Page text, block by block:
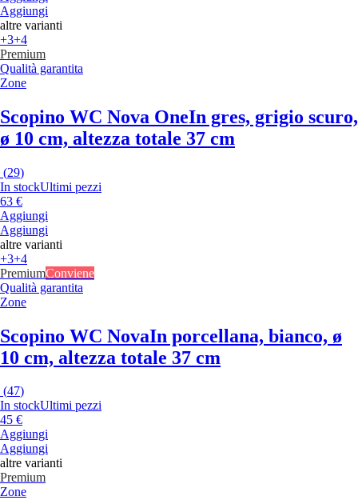
Aggiungi
altre varianti
+3+4
Premium
Qualità garantita
Zone
Scopino WC Nova OneIn gres, grigio scuro,
ø 10 cm, altezza totale 37 cm
(29)
In stockUltimi pezzi
63 €
Aggiungi
Aggiungi
altre varianti
+3+4
PremiumConviene
Qualità garantita
Zone
Scopino WC NovaIn porcellana, bianco, ø
10 cm, altezza totale 37 cm
(47)
In stockUltimi pezzi
45 €
Aggiungi
Aggiungi
altre varianti
Premium
Zone